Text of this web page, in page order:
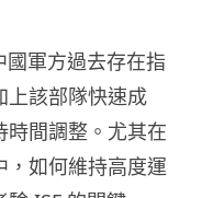
國軍方過去存在指
上該部隊快速成
時間調整。尤其在
，如何維持高度運